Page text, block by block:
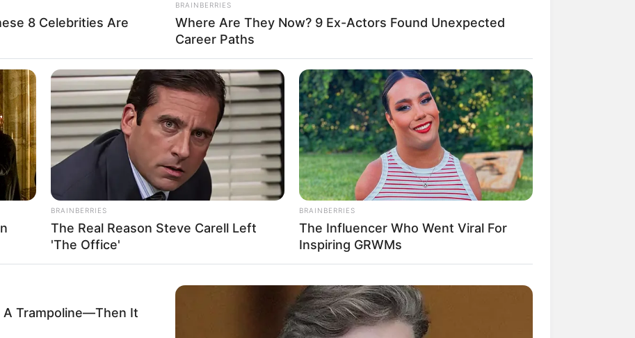
berechnet werden. Außerdem bieten wir die GPS-Daten als Wegpunkt zum
an, für den Import in Navigationsgeräten und in Google Earth. Die GPS-Daten lauten: Latitude =
bei Edenkoben mit Straßenkarte und Zoomfunktion auf der Landkarte von OpenStreetMap:
8 Celebrities Are
BRAINBERRIES
Where Are They Now? 9 Ex-Actors Found Unexpected
Career Paths
BRAINBERRIES
The Real Reason Steve Carell Left
'The Office'
BRAINBERRIES
The Influencer Who Went Viral For
Inspiring GRWMs
A Trampoline—Then It